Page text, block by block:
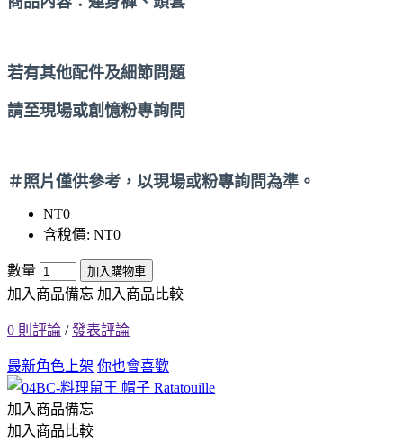
若有其他配件及細節問題
請至現場或創憶粉專詢問
＃照片僅供參考，以現場或粉專詢問為準。
NT0
含稅價: NT0
數量 加入購物車
加入商品備忘 加入商品比較
0 則評論 /發表評論
最新角色上架 你也會喜歡
加入商品備忘
加入商品比較